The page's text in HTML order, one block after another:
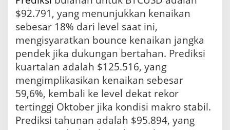
$92.791, yang menunjukkan kenaikan
sebesar 18% dari level saat ini,
mengisyaratkan bounce kenaikan jangka
pendek jika dukungan bertahan. Prediksi
kuartalan adalah $125.516, yang
mengimplikasikan kenaikan sebesar
59,6%, kembali ke level dekat rekor
tertinggi Oktober jika kondisi makro stabil.
Prediksi tahunan adalah $95.894, yang